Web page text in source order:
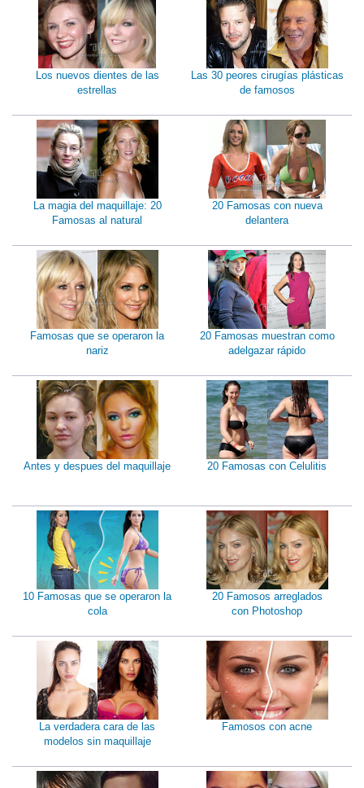
Los nuevos dientes de las
estrellas
Las 30 peores cirugías plásticas
de famosos
La magia del maquillaje: 20
Famosas al natural
20 Famosas con nueva
delantera
Famosas que se operaron la
nariz
20 Famosas muestran como
adelgazar rápido
Antes y despues del maquillaje 20 Famosas con Celulitis
10 Famosas que se operaron la
cola
20 Famosos arreglados
con Photoshop
La verdadera cara de las
modelos sin maquillaje
Famosos con acne